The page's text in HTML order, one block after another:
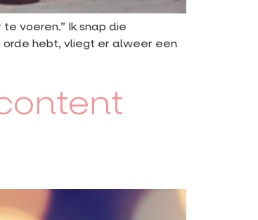
voeren.” Ik snap die
orde hebt, vliegt er alweer een